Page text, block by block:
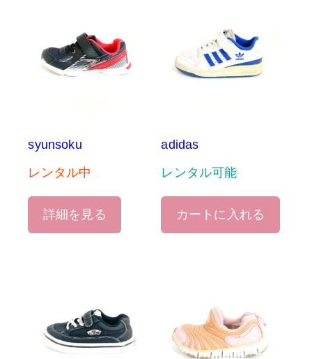
syunsoku
レンタル中
詳細を見る
adidas
レンタル可能
カートに入れる